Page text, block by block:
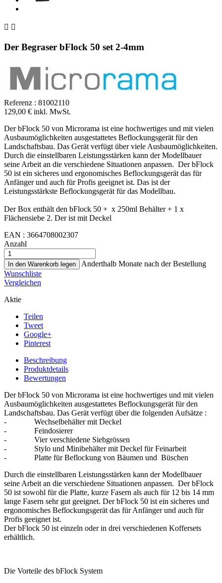
 
Der Begraser bFlock 50 set 2-4mm
Referenz : 81002110
129,00 € inkl. MwSt.
Der bFlock 50 von Microrama ist eine hochwertiges und mit vielen
Ausbaumöglichkeiten ausgestattetes Beflockungsgerät für den
Landschaftsbau. Das Gerät verfügt über viele Ausbaumöglichkeiten.
Durch die einstellbaren Leistungsstärken kann der Modellbauer
seine Arbeit an die verschiedene Situationen anpassen. Der bFlock
50 ist ein sicheres und ergonomisches Beflockungsgerät das für
Anfänger und auch für Profis geeignet ist. Das ist der
Leistungsstärkste Beflockungsgerät für das Modellbau.
Der Box enthält den bFlock 50 + x 250ml Behälter + 1 x
Flächensiebe 2. Der ist mit Deckel
EAN : 3664708002307
Anzahl
In den Warenkorb legen
Anderthalb Monate nach der Bestellung
Wunschliste
Vergleichen
Aktie
Teilen
Tweet
Google+
Pinterest
Beschreibung
Produktdetails
Bewertungen
Der bFlock 50 von Microrama ist eine hochwertiges und mit vielen
Ausbaumöglichkeiten ausgestattetes Beflockungsgerät für den
Landschaftsbau. Das Gerät verfügt über die folgenden Aufsätze :
- Wechselbehälter mit Deckel
- Feindosierer
- Vier verschiedene Siebgrössen
- Stylo und Minibehälter mit Deckel für Feinarbeit
- Platte für Beflockung von Bäumen und Büschen
Durch die einstellbaren Leistungsstärken kann der Modellbauer
seine Arbeit an die verschiedene Situationen anpassen. Der bFlock
50 ist sowohl für die Platte, kurze Fasern als auch für 12 bis 14 mm
lange Fasern sehr gut geeignet. Der bFlock 50 ist ein sicheres und
ergonomisches Beflockungsgerät das für Anfänger und auch für
Profis geeignet ist.
Der bFlock 50 ist einzeln oder in drei verschiedenen Koffersets
erhältlich.
Die Vorteile des bFlock System